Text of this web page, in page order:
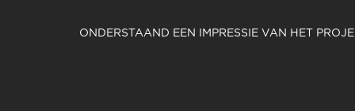
ONDERSTAAND EEN IMPRESSIE VAN HET